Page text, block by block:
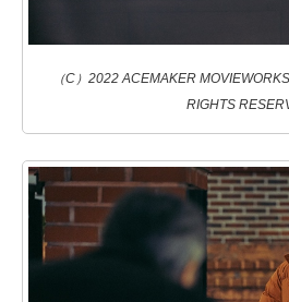
（C）2022 ACEMAKER
RIGHTS